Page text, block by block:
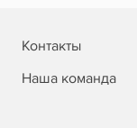
Контакты
Наша команда